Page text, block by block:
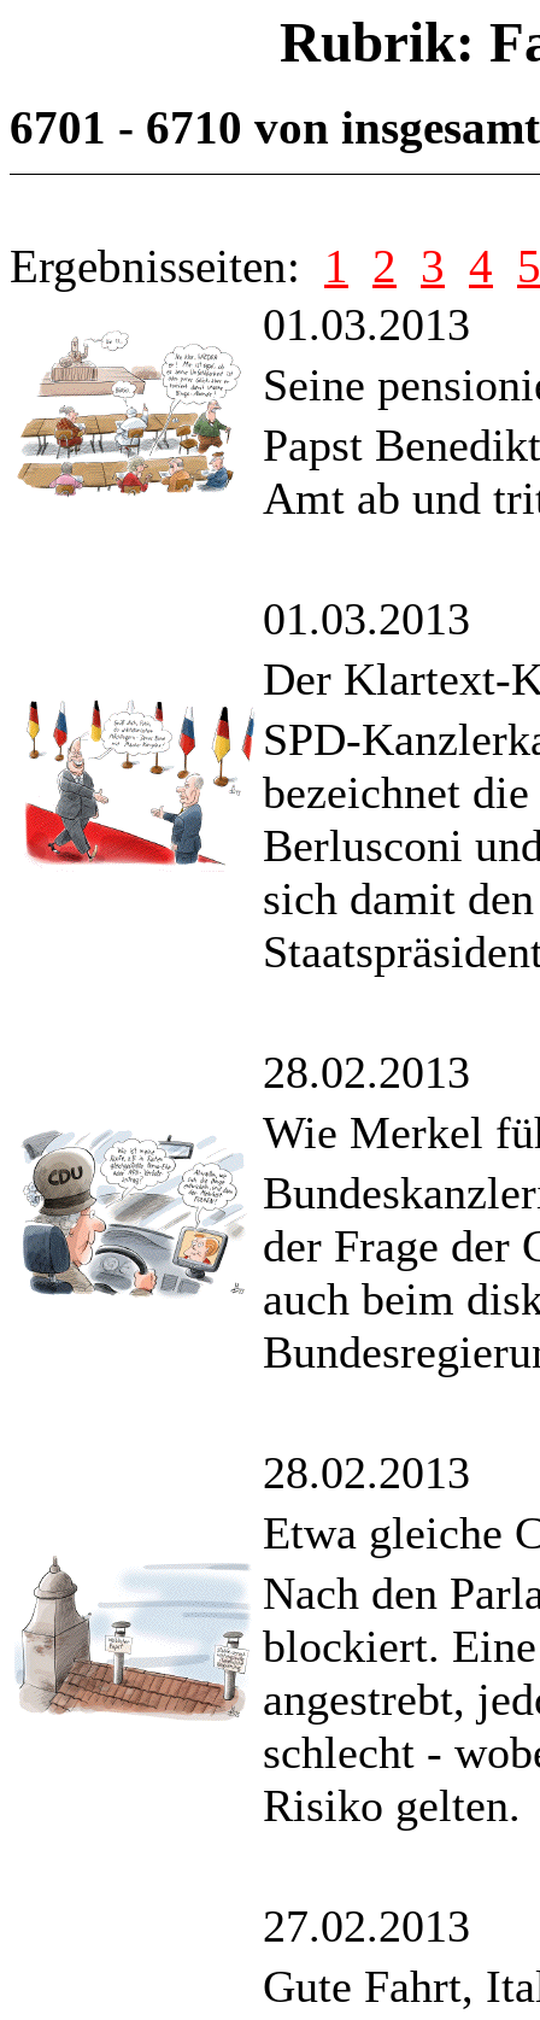
Rubrik:
6701 - 6710 von
Ergebnisseiten: 1 2 3 4 5
01.03.2013
Seine
Papst
Amt ab und
01.03.2013
Der Klartext-
SPD-
bezeichnet
Berlusconi
sich damit
28.02.2013
Wie Merkel
der Frage der
auch beim
28.02.2013
Etwa gleiche
Nach den
blockiert.
angestrebt,
schlecht -
Risiko gelten.
27.02.2013
Gute Fahrt,